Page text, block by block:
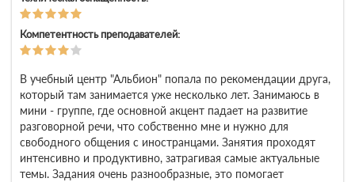
Компетентность преподавателей:
В учебный центр "Альбион" попала по рекомендации друга,
который там занимается уже несколько лет. Занимаюсь в
мини - группе, где основной акцент падает на развитие
разговорной речи, что собственно мне и нужно для
свободного общения с иностранцами. Занятия проходят
интенсивно и продуктивно, затрагивая самые актуальные
темы. Задания очень разнообразные, это помогает